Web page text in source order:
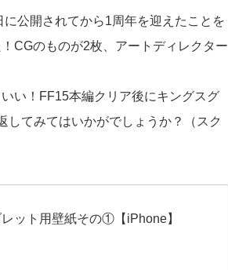
公開されてから1周年を迎えたことを
CGのものが2枚、アートディレクター
い！FF15本編クリア後にキングスグ
してみてはいかがでしょうか？（スク
ット用壁紙その①【iPhone】